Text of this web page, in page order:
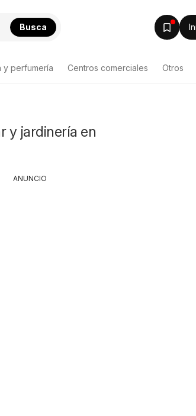
Busca
y perfumería Centros comerciales Otros
y jardinería en
ANUNCIO